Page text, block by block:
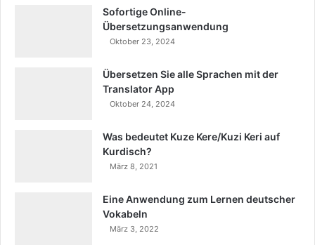
Sofortige Online-
Übersetzungsanwendung
Oktober 23, 2024
Übersetzen Sie alle Sprachen mit der
Translator App
Oktober 24, 2024
Was bedeutet Kuze Kere/Kuzi Keri auf
Kurdisch?
März 8, 2021
Eine Anwendung zum Lernen deutscher
Vokabeln
März 3, 2022